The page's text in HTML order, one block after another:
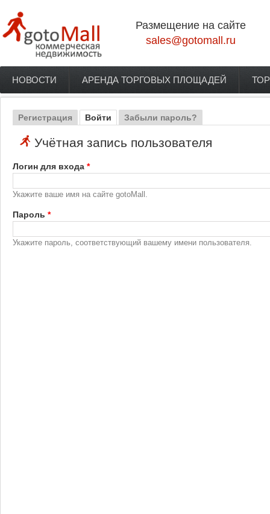
Размещение на сайте
sales@gotomall.ru
Главное меню
НОВОСТИ АРЕНДА ТОРГОВЫХ ПЛОЩАДЕЙ
Главные вкладки
Регистрация Войти (активная вкладка)
Забыли пароль?
Учётная запись пользователя
Логин для входа *
Укажите ваше имя на сайте gotoMall.
Пароль *
Укажите пароль, соответствующий вашему имени пользователя.